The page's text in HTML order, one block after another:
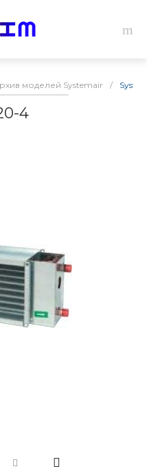
моделей Systemair /
4